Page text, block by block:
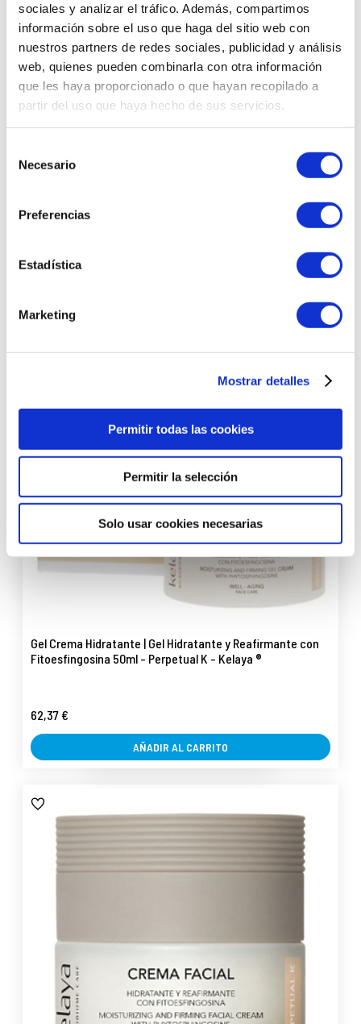
sociales y analizar el tráfico. Además, compartimos
información sobre el uso que haga del sitio web con
nuestros partners de redes sociales, publicidad y análisis
web, quienes pueden combinarla con otra información
que les haya proporcionado o que hayan recopilado a
partir del uso que haya hecho de sus servicios.
Necesario
Preferencias
Estadística
Marketing
Mostrar detalles
Permitir todas las cookies
Permitir la selección
Solo usar cookies necesarias
Mascarilla Facial Regeneradora | Mascarilla Iluminadora
Gel Crema Hidratante | Gel Hidratante y Reafirmante con
Fitoesfingosina 50ml - Perpetual K - Kelaya ®
62,37 €
AÑADIR AL CARRITO